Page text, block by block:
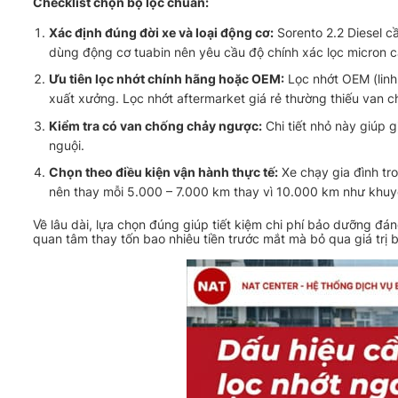
Xác định đúng đời xe và loại động cơ: Sorento 2.2 Diesel
dùng động cơ tuabin nên yêu cầu độ chính xác lọc micron
Ưu tiên lọc nhớt chính hãng hoặc OEM: Lọc nhớt OEM
xuất xưởng. Lọc nhớt aftermarket giá rẻ thường thiếu van
Kiểm tra có van chống chảy ngược: Chi tiết nhỏ này giúp
nguội.
Chọn theo điều kiện vận hành thực tế: Xe chạy gia đình
nên thay mỗi 5.000 – 7.000 km thay vì 10.000 km như
Về lâu dài, lựa chọn đúng giúp tiết kiệm chi phí bảo dưỡng
quan tâm thay tốn bao nhiêu tiền trước mắt mà bỏ qua giá trị